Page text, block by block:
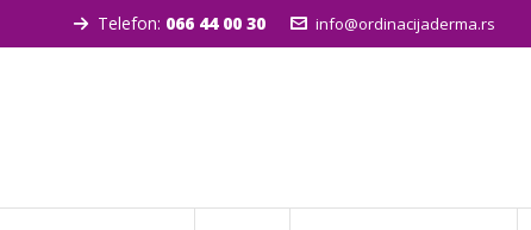
Telefon: 066 44 00 30 info@ordinacijaderma.rs